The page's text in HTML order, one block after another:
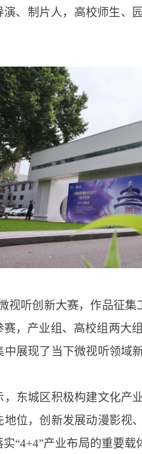
、制片人，高校师生、
视听创新大赛，作品征
，产业组、高校组两大
展现了当下微视听领域
东城区积极构建文化产
位，创新发展动漫影视
“4+4”产业布局的重要